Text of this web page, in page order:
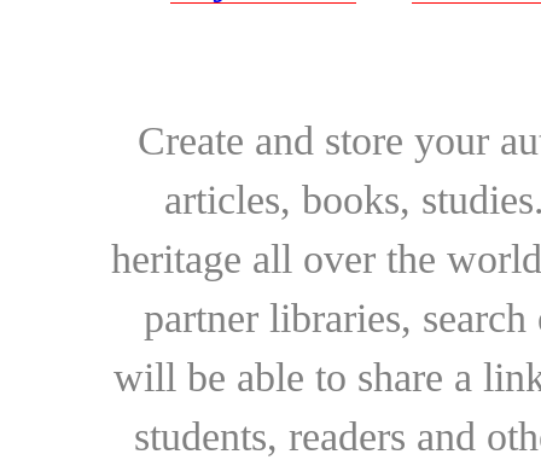
Create and store your
articles, books,
heritage all over the
partner libraries,
will be able to share a
students, readers and